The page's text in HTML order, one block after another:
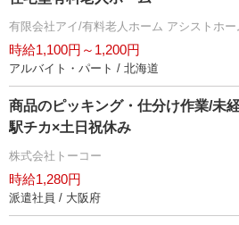
有限会社アイ/有料老人ホーム アシストホ
時給1,100円～1,200円
アルバイト・パート / 北海道
商品のピッキング・仕分け作業/未
駅チカ×土日祝休み
株式会社トーコー
時給1,280円
派遣社員 / 大阪府